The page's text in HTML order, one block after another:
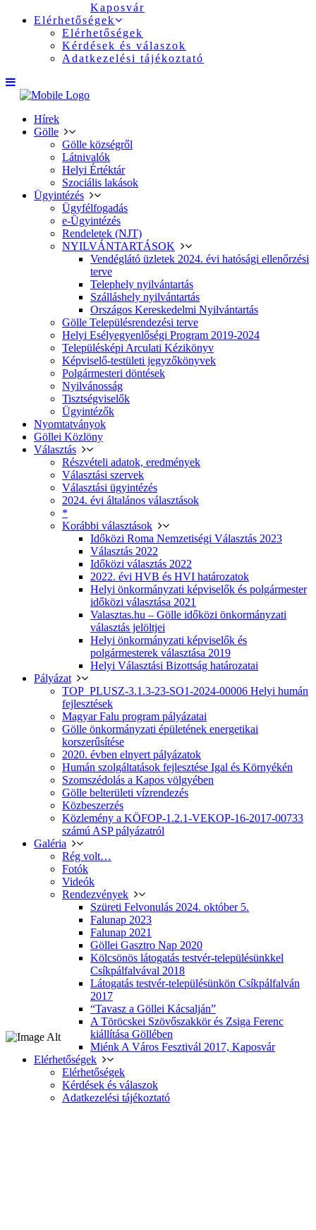
Kaposvár
Elérhetőségek
Elérhetőségek
Kérdések és válaszok
Adatkezelési tájékoztató
Hírek
Gölle
Gölle községről
Látnivalók
Helyi Értéktár
Szociális lakások
Ügyintézés
Ügyfélfogadás
e-Ügyintézés
Rendeletek (NJT)
NYILVÁNTARTÁSOK
Vendéglátó üzletek 2024. évi hatósági ellenőrzési
terve
Telephely nyilvántartás
Szálláshely nyilvántartás
Országos Kereskedelmi Nyilvántartás
Gölle Településrendezési terve
Helyi Esélyegyenlőségi Program 2019-2024
Településképi Arculati Kézikönyv
Képviselő-testületi jegyzőkönyvek
Polgármesteri döntések
Nyilvánosság
Tisztségviselők
Ügyintézők
Nyomtatványok
Göllei Közlöny
Választás
Részvételi adatok, eredmények
Választási szervek
Választási ügyintézés
2024. évi általános választások
*
Korábbi választások
Időközi Roma Nemzetiségi Választás 2023
Választás 2022
Időközi választás 2022
2022. évi HVB és HVI határozatok
Helyi önkormányzati képviselők és polgármester
időközi választása 2021
Valasztas.hu – Gölle időközi önkormányzati
választás jelöltjei
Helyi önkormányzati képviselők és
polgármesterek választása 2019
Helyi Választási Bizottság határozatai
Pályázat
TOP_PLUSZ-3.1.3-23-SO1-2024-00006 Helyi humán
fejlesztések
Magyar Falu program pályázatai
Gölle önkormányzati épületének energetikai
korszerűsítése
2020. évben elnyert pályázatok
Humán szolgáltatások fejlesztése Igal és Környékén
Szomszédolás a Kapos völgyében
Gölle belterületi vízrendezés
Közbeszerzés
Közlemény a KÖFOP-1.2.1-VEKOP-16-2017-00733
számú ASP pályázatról
Galéria
Rég volt…
Fotók
Videók
Rendezvények
Szüreti Felvonulás 2024. október 5.
Falunap 2023
Falunap 2021
Göllei Gasztro Nap 2020
Kölcsönös látogatás testvér-településünkkel
Csíkpálfalvával 2018
Látogatás testvér-településünkön Csíkpálfalván
2017
“Tavasz a Göllei Kácsalján”
A Töröcskei Szövőszakkör és Zsiga Ferenc
kiállítása Göllében
Miénk A Város Fesztivál 2017, Kaposvár
Elérhetőségek
Elérhetőségek
Kérdések és válaszok
Adatkezelési tájékoztató